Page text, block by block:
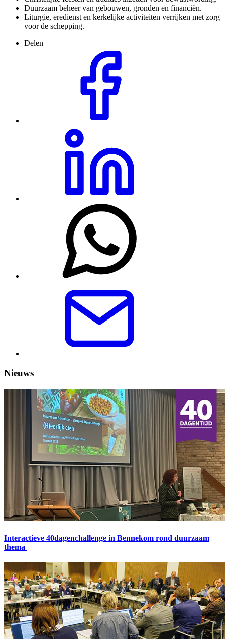
Duurzaam beheer van gebouwen, gronden en financiën.
Liturgie, eredienst en kerkelijke activiteiten verrijken met zorg
voor de schepping.
Delen
Nieuws
Interactieve 40dagenchallenge in Bennekom rond duurzaam
thema